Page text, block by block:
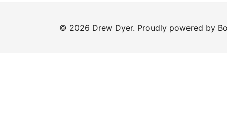
© 2026 Drew Dyer. Proudly powered by